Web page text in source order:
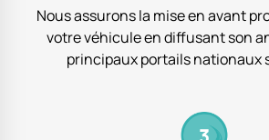
Nous assurons la mise en avant
votre véhicule en diffusant son
principaux portails nationaux